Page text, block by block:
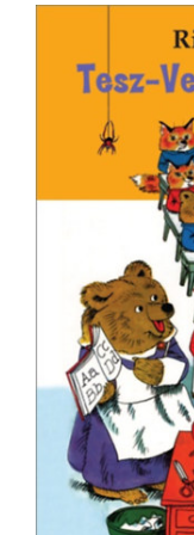
KAPCSOLAT
CONTACT